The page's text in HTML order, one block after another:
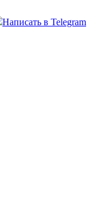
Написать в Telegram